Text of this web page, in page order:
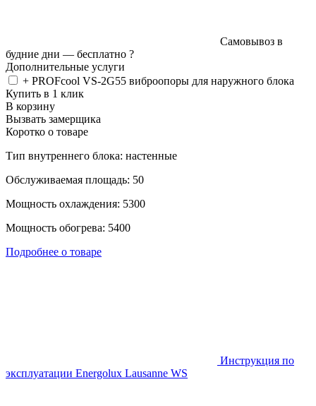
Самовывоз в
будние дни — бесплатно ?
Дополнительные услуги
+ PROFcool VS-2G55 виброопоры для наружного блока
Купить в 1 клик
В корзину
Вызвать замерщика
Коротко о товаре
Тип внутреннего блока: настенные
Обслуживаемая площадь: 50
Мощность охлаждения: 5300
Мощность обогрева: 5400
Подробнее о товаре
Инструкция по
эксплуатации Energolux Lausanne WS